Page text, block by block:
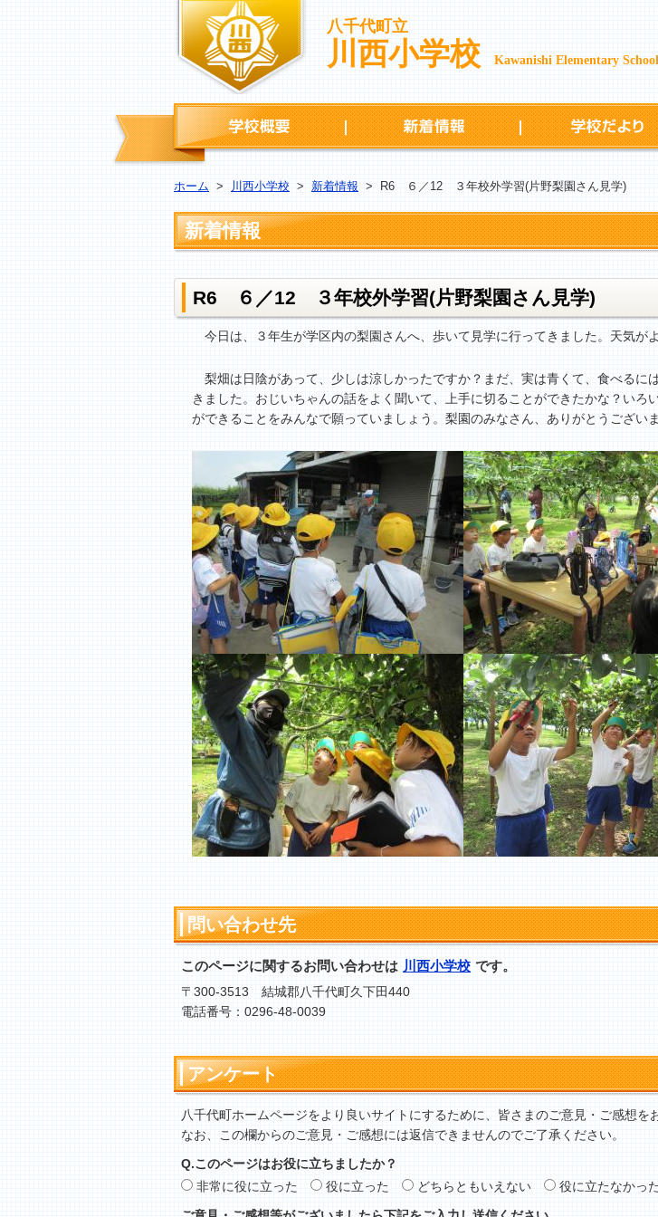
八千代町立
川西小学校 Kawanishi Elementary School
学校概要 新着情報
ホーム > 川西小学校 > 新着情報 > R6 ６／12 ３年校外学習(片野梨園さん見学)
新着情報
R6 ６／12 ３年校外学習(片野梨園さん見学)
今日は、３年生が学区内の梨園さんへ、歩いて見学に行ってきました。天気が
梨畑は日陰があって、少しは涼しかったですか？まだ、実は青くて、食べるに
きました。おじいちゃんの話をよく聞いて、上手に切ることができたかな？い
ができることをみんなで願っていましょう。梨園のみなさん、ありがとうござい
問い合わせ先
このページに関するお問い合わせは 川西小学校 です。
〒300-3513 結城郡八千代町久下田440
電話番号：0296-48-0039
アンケート
八千代町ホームページをより良いサイトにするために、皆さまのご意見・ご感想を
なお、この欄からのご意見・ご感想には返信できませんのでご了承ください。
Q.このページはお役に立ちましたか？
非常に役に立った
役に立った どちらともいえない
役に立たなかった